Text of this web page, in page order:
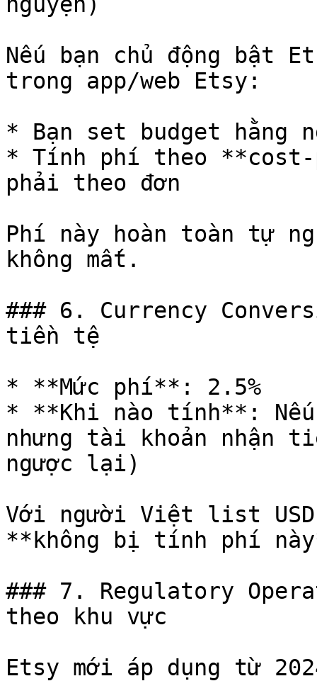
Nếu bạn chủ động bật
trong app/web Etsy:
* Bạn set budget hằng
* Tính phí theo **cost-
phải theo đơn
Phí này hoàn toàn tự
không mất.
### 6. Currency
tiền tệ
* **Mức phí**: 2.5%
* **Khi nào tính**: Nếu
nhưng tài khoản nhận
ngược lại)
Với người Việt list
**không bị tính phí
### 7. Regulatory
theo khu vực
Etsy mới áp dụng từ